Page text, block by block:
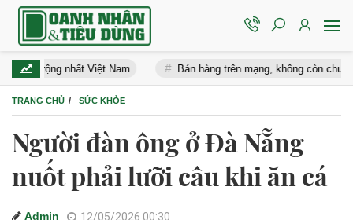
rộng nhất Việt Nam Bán hàng trên mạng, không còn chuyện “bán
TRANG CHỦ SỨC KHỎE
Người đàn ông ở Đà Nẵng
nuốt phải lưỡi câu khi ăn cá
Admin 12/05/2026 00:30